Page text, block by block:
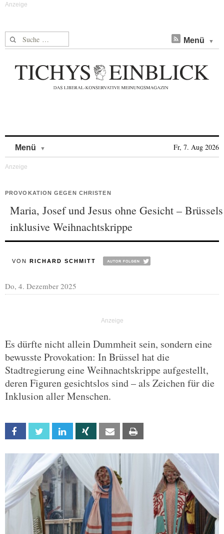
Suche nach: Menü
Menü Fr, 7. Aug 2026
PROVOKATION GEGEN CHRISTEN
Maria, Josef und Jesus ohne Gesicht – Brüssels
inklusive Weihnachtskrippe
VON RICHARD SCHMITT
Do, 4. Dezember 2025
Es dürfte nicht allein Dummheit sein, sondern eine
bewusste Provokation: In Brüssel hat die
Stadtregierung eine Weihnachtskrippe aufgestellt,
deren Figuren gesichtslos sind – als Zeichen für die
Inklusion aller Menschen.
Facebook Twitter Linkedin Xing Email